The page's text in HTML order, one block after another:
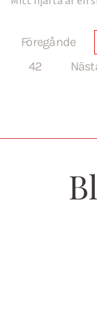
Föregånde
42